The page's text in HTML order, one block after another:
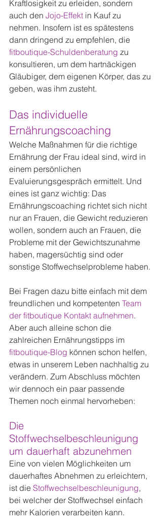
Kraftlosigkeit zu erleiden, sondern
auch den Jojo-Effekt in Kauf zu
nehmen. Insofern ist es spätestens
dann dringend zu empfehlen, die
fitboutique-Schuldenberatung zu
konsultieren, um dem hartnäckigen
Gläubiger, dem eigenen Körper, das zu
geben, was ihm zusteht.
Das individuelle
Ernährungscoaching
Welche Maßnahmen für die richtige
Ernährung der Frau ideal sind, wird in
einem persönlichen
Evaluierungsgespräch ermittelt. Und
eines ist ganz wichtig: Das
Ernährungscoaching richtet sich nicht
nur an Frauen, die Gewicht reduzieren
wollen, sondern auch an Frauen, die
Probleme mit der Gewichtszunahme
haben, magersüchtig sind oder
sonstige Stoffwechselprobleme haben.
Bei Fragen dazu bitte einfach mit dem
freundlichen und kompetenten Team
der fitboutique Kontakt aufnehmen.
Aber auch alleine schon die
zahlreichen Ernährungstipps im
fitboutique-Blog können schon helfen,
etwas in unserem Leben nachhaltig zu
verändern. Zum Abschluss möchten
wir dennoch ein paar passende
Themen noch einmal hervorheben:
Die
Stoffwechselbeschleunigung
um dauerhaft abzunehmen
Eine von vielen Möglichkeiten um
dauerhaftes Abnehmen zu erleichtern,
ist die Stoffwechselbeschleunigung,
bei welcher der Stoffwechsel einfach
mehr Kalorien verarbeiten kann.